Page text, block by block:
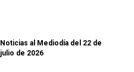
Noticias al Mediodía del 22 de
julio de 2026